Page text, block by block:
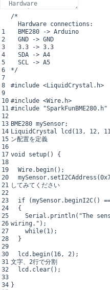
1
2
3
4
5
6
7
8
9
10
11
12
13
14
15
16
17
18
19
20
21
22
23
24
25
26
27
28
29
30
31
32
33
34
/*
Hardware connections:
BME280 -> Arduino
GND -> GND
3.3 -> 3.3
SDA -> A4
SCL -> A5
*/
#include
#include <Wire.h>
#include "SparkFunBME280.h"
BME280 mySensor;
LiquidCrystal lcd ( 13 , 12 , 11
ン配置を定義
void setup( ) {
Wire. begin( ) ;
mySensor. setI2CAddress (
してみてください
if (mySensor. beginI2C( )
{
Serial . println( "The
wiring." ) ;
while( 1 ) ;
}
lcd . begin( 16 , 2 ) ;
文字、2行で分割
lcd . clear( ) ;
}